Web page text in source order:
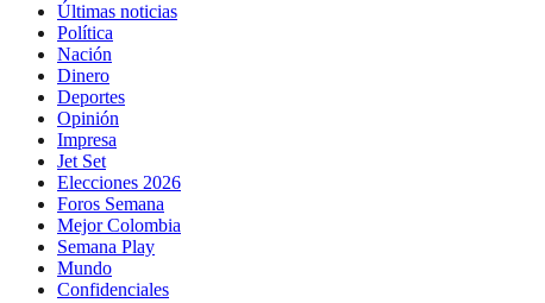
Últimas noticias
Política
Nación
Dinero
Deportes
Opinión
Impresa
Jet Set
Elecciones 2026
Foros Semana
Mejor Colombia
Semana Play
Mundo
Confidenciales